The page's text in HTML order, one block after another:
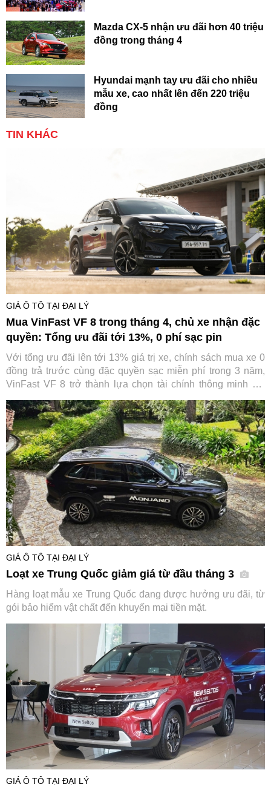
Mazda CX-5 nhận ưu đãi hơn 40 triệu
đồng trong tháng 4
Hyundai mạnh tay ưu đãi cho nhiều
mẫu xe, cao nhất lên đến 220 triệu
đồng
TIN KHÁC
GIÁ Ô TÔ TẠI ĐẠI LÝ
Mua VinFast VF 8 trong tháng 4, chủ xe nhận đặc
quyền: Tổng ưu đãi tới 13%, 0 phí sạc pin
Với tổng ưu đãi lên tới 13% giá trị xe, chính sách mua xe 0
đồng trả trước cùng đặc quyền sạc miễn phí trong 3 năm,
VinFast VF 8 trở thành lựa chọn tài chính thông minh khi
vòng đời xe.
GIÁ Ô TÔ TẠI ĐẠI LÝ
Loạt xe Trung Quốc giảm giá từ đầu tháng 3
Hàng loạt mẫu xe Trung Quốc đang được hưởng ưu đãi, từ
gói bảo hiểm vật chất đến khuyến mại tiền mặt.
GIÁ Ô TÔ TẠI ĐẠI LÝ